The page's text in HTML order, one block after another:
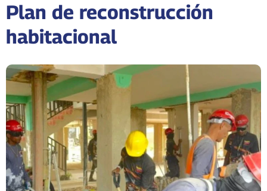
Plan de reconstrucción
habitacional